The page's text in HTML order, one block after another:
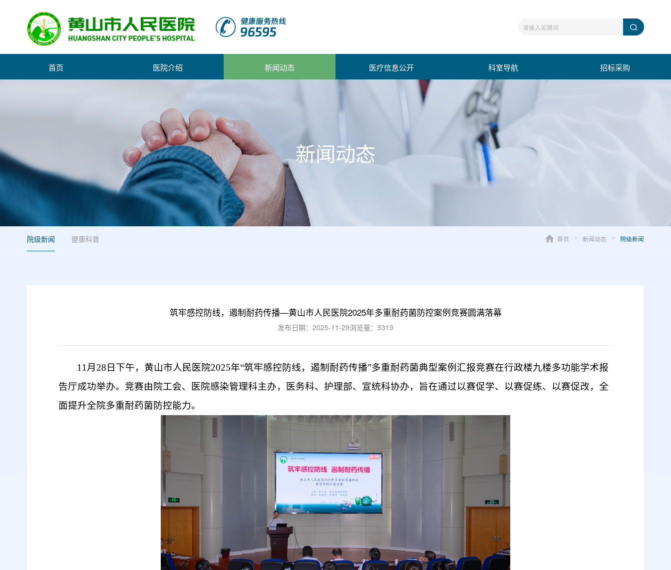
首页 医院介绍 新闻动态 医疗信息公开 科室导航 招标采购
新闻动态
院级新闻 健康科普 首页 > 新闻动态 > 院级新闻
筑牢感控防线，遏制耐药传播—黄山市人民医院2025年多重耐药菌防控案例竞赛圆满落幕
发布日期：2025-11-29浏览量：5319
11月28日下午，黄山市人民医院2025年“筑牢感控防线，遏制耐药传播”多重耐药菌典型案例汇报竞赛在行政楼九楼多功能学术报
告厅成功举办。竞赛由院工会、医院感染管理科主办，医务科、护理部、宣统科协办，旨在通过以赛促学、以赛促练、以赛促改，全
面提升全院多重耐药菌防控能力。